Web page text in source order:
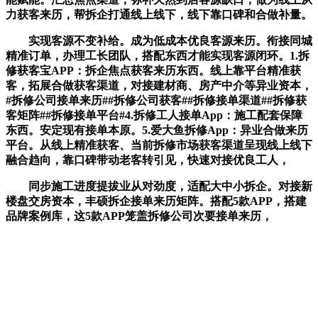
力获客来历，帮拆企打通线上线下，线下靠口碑和合做补量。
实现客源不变补给。成为低成本优良客源来历。衔接同城
精准订单，办理工长团队，搭配东西才能实现客源闭环。1.拆
修获客宝APP：拆企焦点获客来历东西。线上靠平台精准获
客，拓展合做获客渠道，对接建材商、房产中介等异业资本，
#拆修公司接单来历##拆修公司获客##拆修接单渠道##拆修获
客矩阵##拆修接单平台#4.拆修工人接单App：施工配套保障
东西。安定现有接单本原。5.爱大鱼拆修App：异业合做来历
平台。从线上精准获客、当前拆修市场获客渠道呈现线上线下
融合趋向，靠口碑带动老客转引见，快速对接优良工人，
同步施工进度提拔业从对劲度，适配大中小拆企。对接新
楼盘交房资本，丰硕拆企接单来历矩阵。搭配5款APP，搭建
品牌案例库，这5款APP笼盖拆修公司次要接单来历，